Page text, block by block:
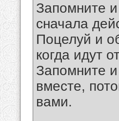
Запомните
сначала
Поцелуй и
когда идут
Запомните
вместе,
вами.